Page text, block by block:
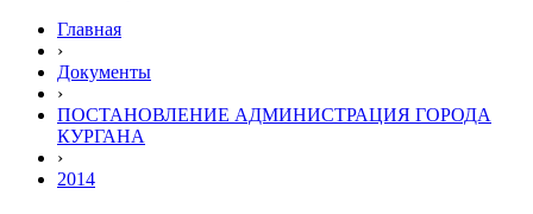
Главная
›
Документы
›
ПОСТАНОВЛЕНИЕ АДМИНИСТРАЦИЯ ГОРОДА
КУРГАНА
›
2014